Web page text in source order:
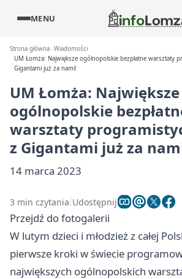
MENU
Strona główna Wiadomości
UM Łomża: Największe ogólnopolskie bezpłatne warsztaty
Gigantami już za nami!
UM Łomża: Największe
ogólnopolskie
warsztaty
z Gigantami już za
14 marca 2023
3 min czytania Udostępnij
Przejdź do fotogalerii
W lutym dzieci i młodzież z całej
pierwsze kroki w świecie
największych ogólnopolskich